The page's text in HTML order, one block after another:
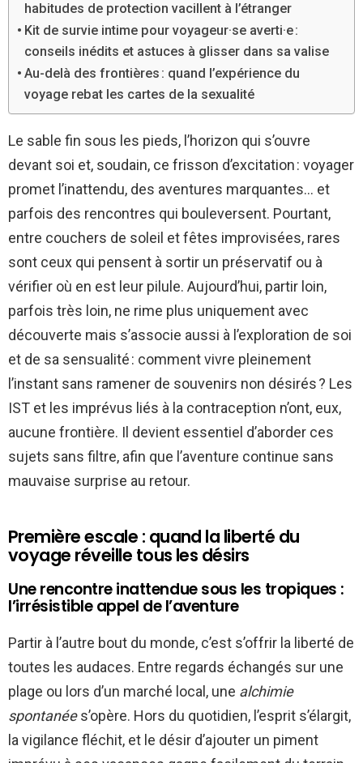
habitudes de protection vacillent à l’étranger
Kit de survie intime pour voyageur·se averti·e :
conseils inédits et astuces à glisser dans sa valise
Au-delà des frontières : quand l’expérience du
voyage rebat les cartes de la sexualité
Le sable fin sous les pieds, l’horizon qui s’ouvre
devant soi et, soudain, ce frisson d’excitation : voyager
promet l’inattendu, des aventures marquantes… et
parfois des rencontres qui bouleversent. Pourtant,
entre couchers de soleil et fêtes improvisées, rares
sont ceux qui pensent à sortir un préservatif ou à
vérifier où en est leur pilule. Aujourd’hui, partir loin,
parfois très loin, ne rime plus uniquement avec
découverte mais s’associe aussi à l’exploration de soi
et de sa sensualité : comment vivre pleinement
l’instant sans ramener de souvenirs non désirés ? Les
IST et les imprévus liés à la contraception n’ont, eux,
aucune frontière. Il devient essentiel d’aborder ces
sujets sans filtre, afin que l’aventure continue sans
mauvaise surprise au retour.
Première escale : quand la liberté du
voyage réveille tous les désirs
Une rencontre inattendue sous les tropiques :
l’irrésistible appel de l’aventure
Partir à l’autre bout du monde, c’est s’offrir la liberté de
toutes les audaces. Entre regards échangés sur une
plage ou lors d’un marché local, une alchimie
spontanées’opère. Hors du quotidien, l’esprit s’élargit,
la vigilance fléchit, et le désir d’ajouter un piment